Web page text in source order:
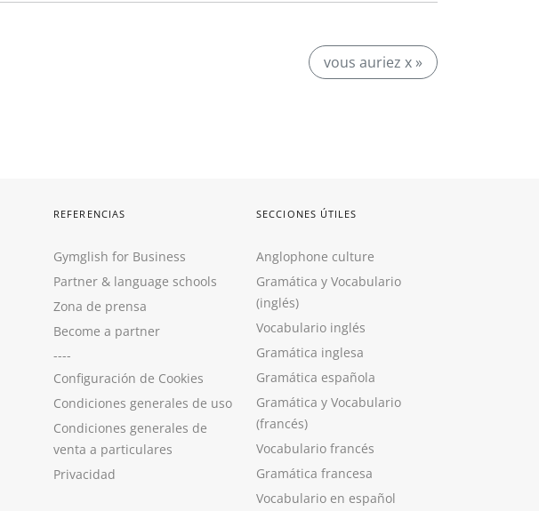
vous auriez x »
REFERENCIAS
Gymglish for Business
Partner & language schools
Zona de prensa
Become a partner
----
Configuración de Cookies
Condiciones generales de uso
Condiciones generales de
venta a particulares
Privacidad
SECCIONES ÚTILES
Anglophone culture
Gramática y Vocabulario
(inglés)
Vocabulario inglés
Gramática inglesa
Gramática española
Gramática y Vocabulario
(francés)
Vocabulario francés
Gramática francesa
Vocabulario en español